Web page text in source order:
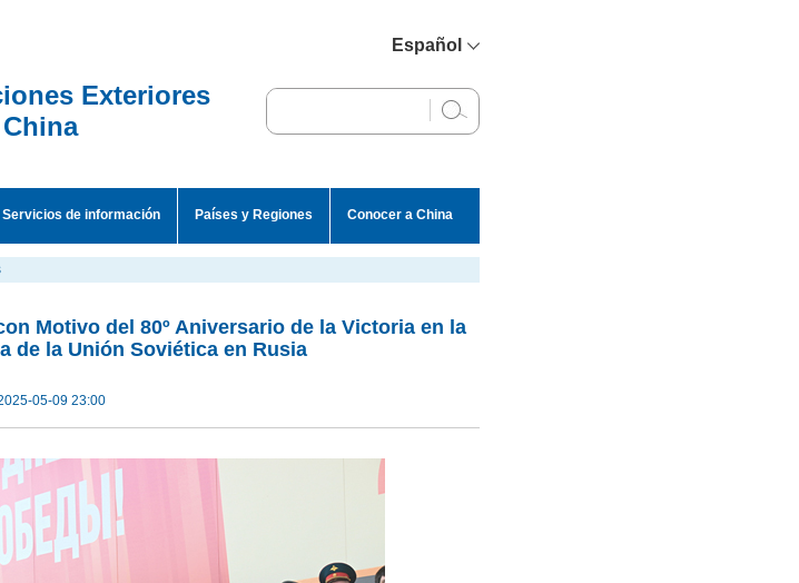
Español
English
Exteriores
Servicios de información Países y Regiones Conocer a China
Motivo del 80º Aniversario de la Victoria en la
de la Unión Soviética en Rusia
05-09 23:00